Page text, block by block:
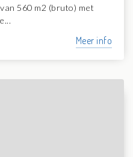
560 m2 (bruto) met
Meer info